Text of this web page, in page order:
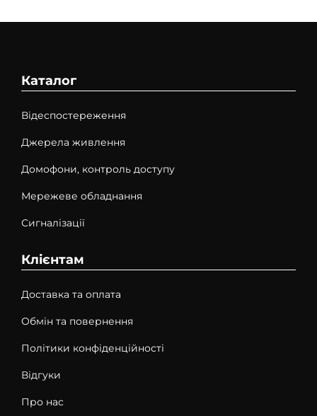
Каталог
Відеспостереження
Джерела живлення
Домофони, контроль доступу
Мережеве обладнання
Сигналізації
Клієнтам
Доставка та оплата
Обмін та повернення
Політики конфіденційності
Відгуки
Про нас